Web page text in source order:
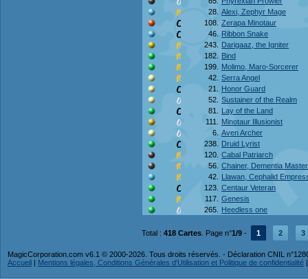
28. Alexi, Zephyr Mage
108. Zerapa Minotaur
46. Ribbon Snake
243.
Darigaaz, the Igniter
182.
Bind
199.
Molimo, Maro-Sorcerer
42. Serra Angel
21.
Honor Guard
52. Sustainer of the Realm
81.
Lay of the Land
111.
Minotaur Illusionist
6. Aven Archer
238.
Druid Lyrist
120. Cabal Patriarch
56. Chainer, Dementia Master
42.
Llawan, Cephalid
123. Centaur Veteran
117. Genesis
265.
Heedless one
Total : 418 Cartes . Page n°1/9 - 1 2 3
MagicCorporation.com v6.1 © 2000-2026. Tous droits réservés. - Déclaration CNIL
Accueil | Mentions légales, Conditions Générales d'Utilisation et Politique de confidentialité